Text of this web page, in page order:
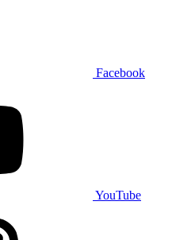
Facebook
YouTube